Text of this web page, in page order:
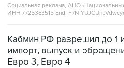
Социальная реклама, АНО
ИНН 7725383515 Erid:
Кабмин РФ разрешил до 1
импорт, выпуск и
Евро 3, Евро 4